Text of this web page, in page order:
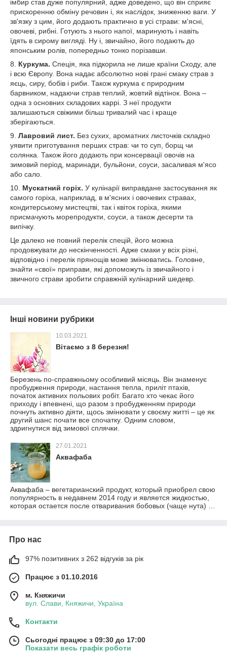
імбир став дуже популярний, адже доведено, що він сприяє
прискоренню обміну речовин і, як наслідок, зниженню ваги. У
зв'язку з цим, його додають практично в усі страви: м'ясні,
овочеві, рибні. Готують з нього напої, маринують і навіть
їдять в сирому вигляді. Ну і, звичайно, його подають до
японським ролів, попередньо тонко порізавши.
8. Куркума. Спеція, яка підкорила не лише країни Сходу, але
і всю Європу. Вона надає абсолютно нові грані смаку страв з
яєць, сиру, бобів і риби. Також куркума є природним
барвником, надаючи страв теплий, жовтий відтінок. Вона –
одна з основних складових каррі. З неї продукти
залишаються свіжими більш тривалий час і краще
зберігаються.
9. Лавровий лист. Без сухих, ароматних листочків складно
уявити приготування перших страв: чи то суп, борщ чи
солянка. Також його додають при консервації овочів на
зимовий період, маринади, бульйони, соуси, засаливая м'ясо
або сало.
10. Мускатний горіх. У кулінарії виправдане застосування як
самого горіха, наприклад, в м'ясних і овочевих стравах,
кондитерському мистецтві, так і квіток горіха, якими
присмачують морепродукти, соуси, а також десерти та
випічку.
Це далеко не повний перелік спецій, його можна
продовжувати до нескінченності. Адже смаки у всіх різні,
відповідно і перелік прянощів може змінюватись. Головне,
знайти «свої» приправи, які допоможуть із звичайного і
звичного страви зробити справжній кулінарний шедевр.
Інші новини рубрики
10.03.2021
Вітаємо з 8 березня!
Березень по-справжньому особливий місяць. Він знаменує
пробудження природи, настання тепла, приліт птахів,
початок активних польових робіт. Багато хто чекає його
приходу і впевнені, що разом з пробудженням природи
почнуть активно діяти, щось змінювати у своєму житті – це як
другий шанс почати все спочатку. Одним словом,
здригнутися від зимової сплячки.
27.01.2021
Аквафаба
Аквафаба – вегетарианский продукт, который приобрел свою
популярность в недавнем 2014 году и является жидкостью,
которая остается после отваривания бобовых (чаще нута) …
Про нас
97% позитивних з 262 відгуків за рік
Працює з 01.10.2016
м. Княжичи
вул. Слави, Княжичи, Україна
Контакти
Сьогодні працює з 09:30 до 17:00
Показати весь графік роботи